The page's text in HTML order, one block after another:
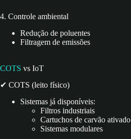
4. Controle ambiental
Redução de poluentes
Filtragem de emissões
COTS vs IoT
✔ COTS (leito físico)
Sistemas já disponíveis:
Filtros industriais
Cartuchos de carvão ativado
Sistemas modulares